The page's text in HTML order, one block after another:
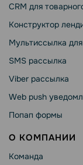
CRM для
Конструктор
Мультиссылка
SMS рассылка
Viber рассылка
Web push
Попап формы
О КОМПАНИИ
Команда